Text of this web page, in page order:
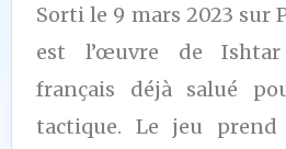
Sorti le 9 mars 2023 sur
est l’œuvre de Ishtar
français déjà salué
tactique. Le jeu